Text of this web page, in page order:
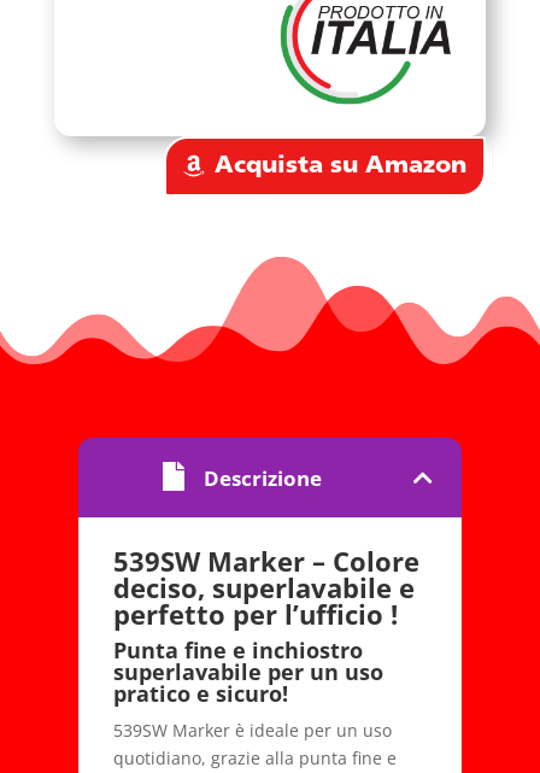
Acquista su Amazon
Descrizione
539SW Marker – Colore
deciso, superlavabile e
perfetto per l’ufficio !
Punta fine e inchiostro
superlavabile per un uso
pratico e sicuro!
539SW Marker è ideale per un uso
quotidiano, grazie alla punta fine e